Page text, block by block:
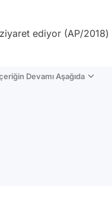
ediyor (AP/2018)
Devamı Aşağıda